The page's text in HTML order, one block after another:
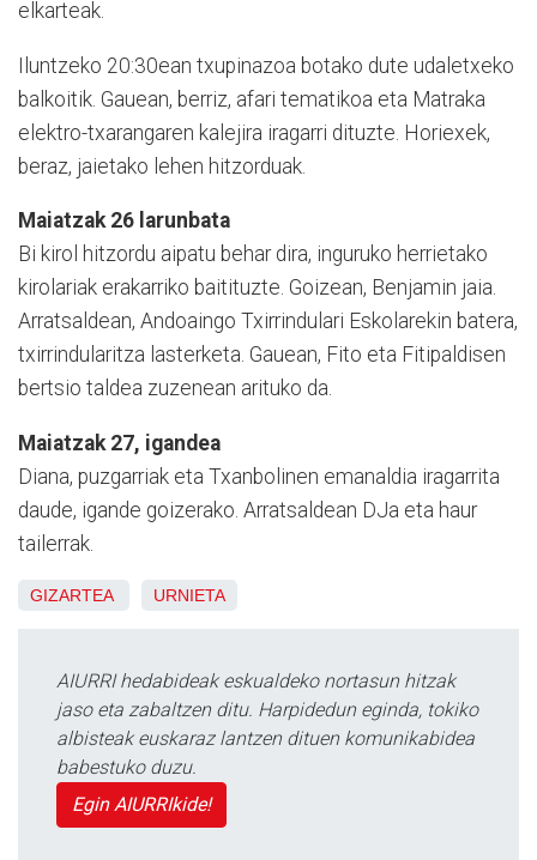
elkarteak.
Iluntzeko 20:30ean txupinazoa botako dute udaletxeko
balkoitik. Gauean, berriz, afari tematikoa eta Matraka
elektro-txarangaren kalejira iragarri dituzte. Horiexek,
beraz, jaietako lehen hitzorduak.
Maiatzak 26 larunbata
Bi kirol hitzordu aipatu behar dira, inguruko herrietako
kirolariak erakarriko baitituzte. Goizean, Benjamin jaia.
Arratsaldean, Andoaingo Txirrindulari Eskolarekin batera,
txirrindularitza lasterketa. Gauean, Fito eta Fitipaldisen
bertsio taldea zuzenean arituko da.
Maiatzak 27, igandea
Diana, puzgarriak eta Txanbolinen emanaldia iragarrita
daude, igande goizerako. Arratsaldean DJa eta haur
tailerrak.
GIZARTEA URNIETA
AIURRI hedabideak eskualdeko nortasun hitzak
jaso eta zabaltzen ditu. Harpidedun eginda, tokiko
albisteak euskaraz lantzen dituen komunikabidea
babestuko duzu.
Egin AIURRIkide!